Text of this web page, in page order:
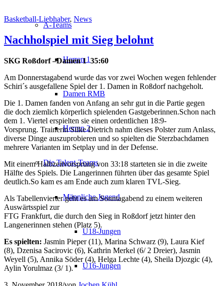
A-Teams
Herren 1
Damen RMB
Herren 2
Die Talent-Teams
Männliche Jugend
U18-Jungen
U16-Jungen
Basketball-Liebhaber, News
Nachholspiel mit Sieg belohnt
SKG Roßdorf –Damen 1 35:60
Am Donnerstagabend wurde das vor zwei Wochen wegen fehlender
Schiri´s ausgefallene Spiel der 1. Damen in Roßdorf nachgeholt.
Die 1. Damen fanden von Anfang an sehr gut in die Partie gegen
die doch ziemlich körperlich spielenden Gastgeberinnen.Schon nach
dem 1. Viertel erspielten sie einen ordentlichen 18:9-
Vorsprung. Trainerin Silke Dietrich nahm dieses Polster zum Anlass,
diverse Dinge auszuprobieren und so spielten die Sterzbachdamen
mehrere Varianten im Setplay und in der Defense.
Mit einem Halbzeitvorsprung von 33:18 starteten sie in die zweite
Hälfte des Spiels. Die Langerinnen führten über das gesamte Spiel
deutlich.So kam es am Ende auch zum klaren TVL-Sieg.
Als Tabellenvierter geht es am Sonntagabend zu einem weiteren
Auswärtsspiel zur
FTG Frankfurt, die durch den Sieg in Roßdorf jetzt hinter den
Langenerinnen stehen (Platz 5).
Es spielten: Jasmin Pieper (11), Marina Schwarz (9), Laura Kief
(8), Dzenisa Sacirovic (6), Kathrin Merkel (6/ 2 Dreier), Jasmin
Weyell (5), Annika Söder (4), Helga Lechte (4), Sheila Djozgic (4),
Aylin Yorulmaz (3/ 1).